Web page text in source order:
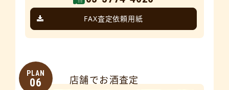
FAX査定依頼用紙
PLAN
06 店舗でお酒査定